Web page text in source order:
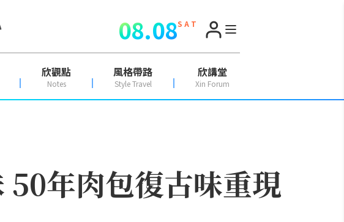
08.08S A T
欣觀點
Notes
風格帶路
Style Travel
欣講堂
Xin Forum
年肉包復古味重現